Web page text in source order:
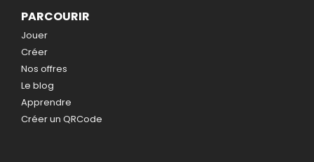
PARCOURIR
Jouer
Créer
Nos offres
Le blog
Apprendre
Créer un QRCode